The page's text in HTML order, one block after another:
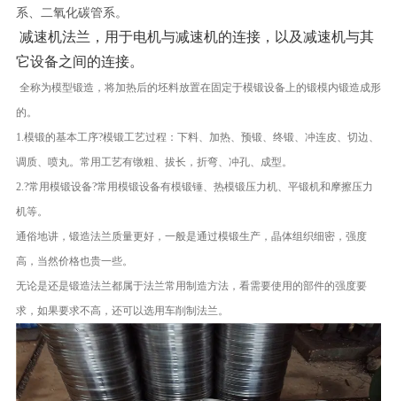
系、二氧化碳管系。
减速机法兰，用于电机与减速机的连接，以及减速机与其
它设备之间的连接。
全称为模型锻造，将加热后的坯料放置在固定于模锻设备上的锻模内锻造成形
的。
1.模锻的基本工序?模锻工艺过程：下料、加热、预锻、终锻、冲连皮、切边、
调质、喷丸。常用工艺有镦粗、拔长，折弯、冲孔、成型。
2.?常用模锻设备?常用模锻设备有模锻锤、热模锻压力机、平锻机和摩擦压力
机等。
通俗地讲，锻造法兰质量更好，一般是通过模锻生产，晶体组织细密，强度
高，当然价格也贵一些。
无论是还是锻造法兰都属于法兰常用制造方法，看需要使用的部件的强度要
求，如果要求不高，还可以选用车削制法兰。